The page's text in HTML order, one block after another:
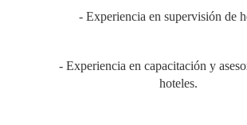
- Experiencia en supervisión de
- Experiencia en capacitación y
hoteles.